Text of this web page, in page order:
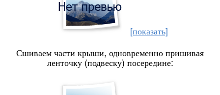
[показать]
Сшиваем части крыши, одновременно пришивая
ленточку (подвеску) посередине: